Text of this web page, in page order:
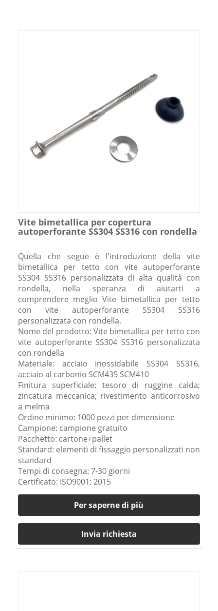
Vite bimetallica per copertura
autoperforante SS304 SS316 con rondella
Quella che segue è l'introduzione della vite
bimetallica per tetto con vite autoperforante
SS304 SS316 personalizzata di alta qualità con
rondella, nella speranza di aiutarti a
comprendere meglio Vite bimetallica per tetto
con vite autoperforante SS304 SS316
personalizzata con rondella.
Nome del prodotto: Vite bimetallica per tetto con
vite autoperforante SS304 SS316 personalizzata
con rondella
Materiale: acciaio inossidabile SS304 SS316,
acciaio al carbonio SCM435 SCM410
Finitura superficiale: tesoro di ruggine calda;
zincatura meccanica; rivestimento anticorrosivo
a melma
Ordine minimo: 1000 pezzi per dimensione
Campione: campione gratuito
Pacchetto: cartone+pallet
Standard: elementi di fissaggio personalizzati non
standard
Tempi di consegna: 7-30 giorni
Certificato: ISO9001: 2015
Per saperne di più
Invia richiesta